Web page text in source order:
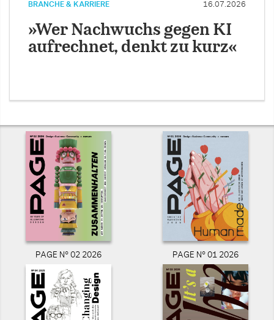
BRANCHE & KARRIERE 16.07.2026
»Wer Nachwuchs gegen KI
aufrechnet, denkt zu kurz«
PAGE N° 02 2026 PAGE N° 01 2026